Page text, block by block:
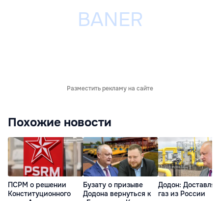
Разместить рекламу на сайте
Похожие новости
ПСРМ о решении
Конституционного
Бузату о призыве
Додона вернуться к
Додон:
газ из России